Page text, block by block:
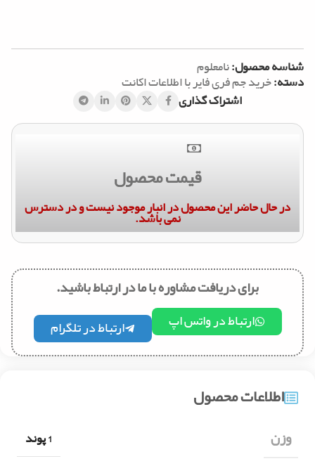
شناسه محصول:نامعلوم
دسته:خرید جم فری فایر با اطلاعات اکانت
اشتراک گذاری
قیمت محصول
در حال حاضر این محصول در انبار موجود نیست و در دسترس
نمی باشد.
برای دریافت مشاوره با ما در ارتباط باشید.
ارتباط در واتس اپ ارتباط در تلگرام
اطلاعات محصول
وزن 1 پوند